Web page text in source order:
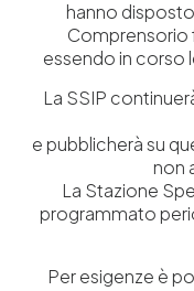
Cuoio di Toscana in
Giovedì 12 aprile il
seminari del ciclo “I
hanno
Comprensorio
essendo in corso
La SSIP
e pubblicherà su
non
La Stazione
programmato
Per esigenze è